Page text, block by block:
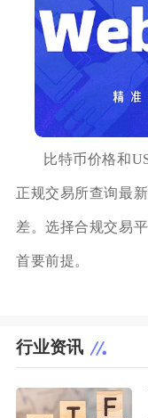
比特币价格和
正规交易所查询最
差。选择合规交易
首要前提。
行业资讯